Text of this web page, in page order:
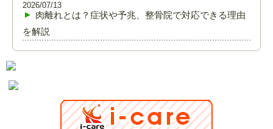
肉離れとは？症状や予兆、整骨院で対応できる理由
を解説
2026/07/13